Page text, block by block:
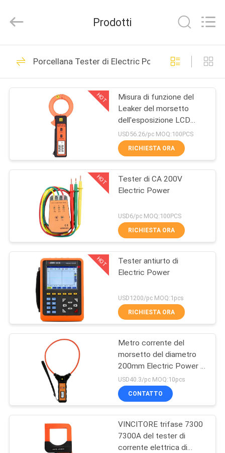
CASA
PRODOTTI
GIRO
FABBRICA
CONTROLLO
DI
QUALITÀ
CONTATTICI
NOTIZIE
DEL
CO.,LTD.
Developed
VICTOR Digital
Multimeter
52
Multimetro del
morsetto di Digital
31
Multimetro di Digital
di gamma
automatico
Multimetro di Digital
di gamma manuale
Prodotti
Porcellana Tester di Electric Power
HOT
Misura di funzione del
Leaker del morsetto
dell'esposizione LCD
della corrente di perdita
di CA, dei bit correnti ed
online di CA di CA della
USD56.26/pc MOQ:100PCS
RICHIESTA ORA
HOT
Tester di CA 200V
Electric Power
USD6/pc MOQ:100PCS
RICHIESTA ORA
HOT
Tester antiurto di
Electric Power
USD1200/pc MOQ:1pcs
RICHIESTA ORA
Metro corrente del
morsetto del diametro
200mm Electric Power di
perdita anti-interferenza
del tester
USD40.3/pc MOQ:10pcs
CONTATTO
VINCITORE trifase 7300
7300A del tester di
corrente elettrica di